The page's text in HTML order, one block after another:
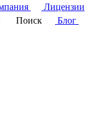
Лицензии
Поиск
Блог